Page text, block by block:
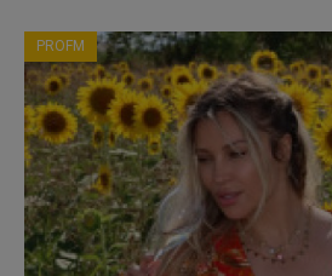
PROFM